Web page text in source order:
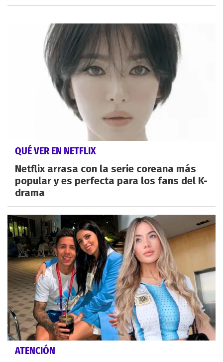
QUÉ VER EN NETFLIX
Netflix arrasa con la serie coreana más
popular y es perfecta para los fans del K-
drama
ATENCIÓN